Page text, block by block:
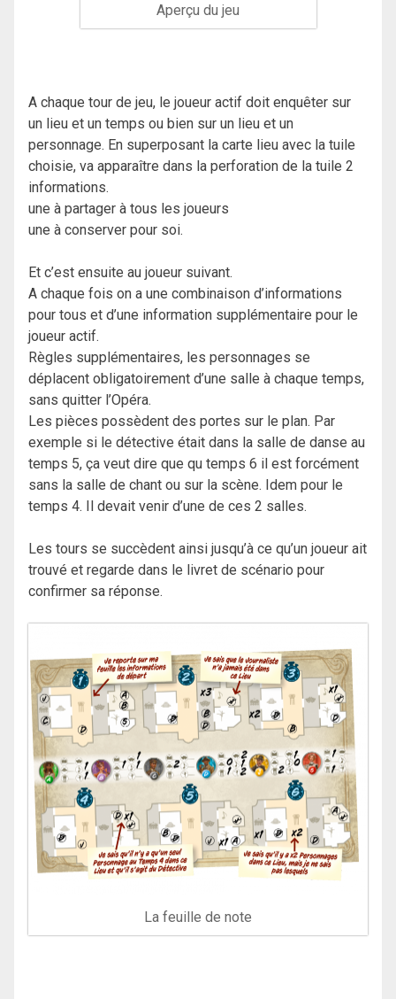
Aperçu du jeu
A chaque tour de jeu, le joueur actif doit enquêter sur
un lieu et un temps ou bien sur un lieu et un
personnage. En superposant la carte lieu avec la tuile
choisie, va apparaître dans la perforation de la tuile 2
informations.
une à partager à tous les joueurs
une à conserver pour soi.
Et c’est ensuite au joueur suivant.
A chaque fois on a une combinaison d’informations
pour tous et d’une information supplémentaire pour le
joueur actif.
Règles supplémentaires, les personnages se
déplacent obligatoirement d’une salle à chaque temps,
sans quitter l’Opéra.
Les pièces possèdent des portes sur le plan. Par
exemple si le détective était dans la salle de danse au
temps 5, ça veut dire que qu temps 6 il est forcément
sans la salle de chant ou sur la scène. Idem pour le
temps 4. Il devait venir d’une de ces 2 salles.
Les tours se succèdent ainsi jusqu’à ce qu’un joueur ait
trouvé et regarde dans le livret de scénario pour
confirmer sa réponse.
La feuille de note